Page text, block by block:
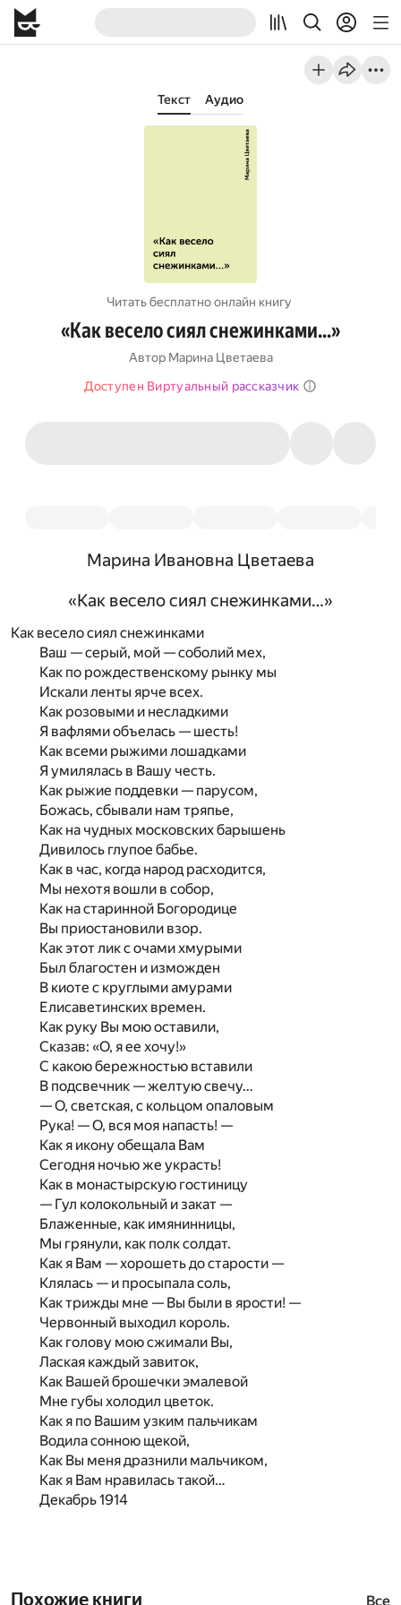
Текст Аудио
Читать бесплатно онлайн книгу
«Как весело сиял снежинками…»
Автор Марина Цветаева
Доступен Виртуальный рассказчик
Марина Ивановна Цветаева
«Как весело сиял снежинками…»
Как весело сиял снежинками
Ваш — серый, мой — соболий мех,
Как по рождественскому рынку мы
Искали ленты ярче всех.
Как розовыми и несладкими
Я вафлями объелась — шесть!
Как всеми рыжими лошадками
Я умилялась в Вашу честь.
Как рыжие поддевки — парусом,
Божась, сбывали нам тряпье,
Как на чудных московских барышень
Дивилось глупое бабье.
Как в час, когда народ расходится,
Мы нехотя вошли в собор,
Как на старинной Богородице
Вы приостановили взор.
Как этот лик с очами хмурыми
Был благостен и изможден
В киоте с круглыми амурами
Елисаветинских времен.
Как руку Вы мою оставили,
Сказав: «О, я ее хочу!»
С какою бережностью вставили
В подсвечник — желтую свечу…
— О, светская, с кольцом опаловым
Рука! — О, вся моя напасть! —
Как я икону обещала Вам
Сегодня ночью же украсть!
Как в монастырскую гостиницу
— Гул колокольный и закат —
Блаженные, как имянинницы,
Мы грянули, как полк солдат.
Как я Вам — хорошеть до старости —
Клялась — и просыпала соль,
Как трижды мне — Вы были в ярости! —
Червонный выходил король.
Как голову мою сжимали Вы,
Лаская каждый завиток,
Как Вашей брошечки эмалевой
Мне губы холодил цветок.
Как я по Вашим узким пальчикам
Водила сонною щекой,
Как Вы меня дразнили мальчиком,
Как я Вам нравилась такой…
Декабрь 1914
Похожие книги Все